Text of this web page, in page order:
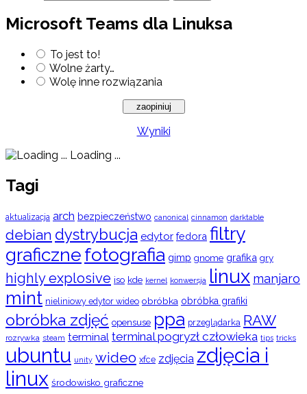
Microsoft Teams dla Linuksa
To jest to!
Wolne żarty…
Wolę inne rozwiązania
Wyniki
Loading ...
Tagi
aktualizacja arch bezpieczeństwo canonical cinnamon darktable
debian dystrybucja edytor fedora filtry
graficznefotografia gimp gnome grafika gry
highly explosive iso kde kernel konwersja linux manjaro
mint nieliniowy edytor wideo obróbka obróbka grafiki
obróbka zdjęć opensuse ppa przeglądarka RAW
rozrywka steam terminal terminal pogryzł człowieka tips tricks
ubuntu unity wideo xfce zdjęcia zdjęcia i
linux środowisko graficzne